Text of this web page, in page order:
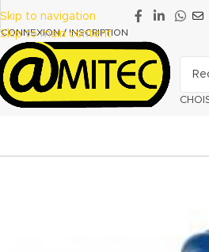
Skip to navigation
Skip to main content
CONNEXION / INSCRIPTION